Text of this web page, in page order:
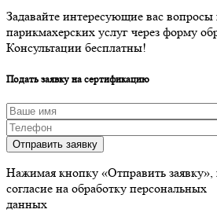
Задавайте интересующие вас
парикмахерских услуг через форму
Консультации бесплатны!
Подать заявку на сертификацию
Отправить заявку
Нажимая кнопку «Отправить заявку»,
согласие на обработку персональных
данных